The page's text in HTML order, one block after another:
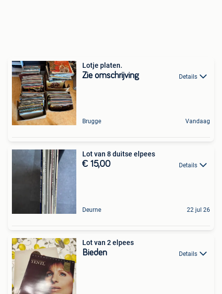
Lotje platen.
Zie omschrijving Details
Brugge Vandaag
Lot van 8 duitse elpees
€ 15,00 Details
Deurne 22 jul 26
Lot van 2 elpees
Bieden Details